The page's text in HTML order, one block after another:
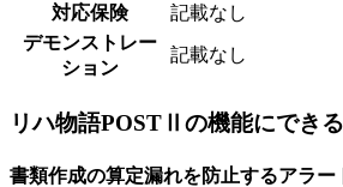
対応保険
記載なし
デモンストレー
ション
記載なし
リハ物語POSTⅡの機能にでき
書類作成の算定漏れを防止するアラー